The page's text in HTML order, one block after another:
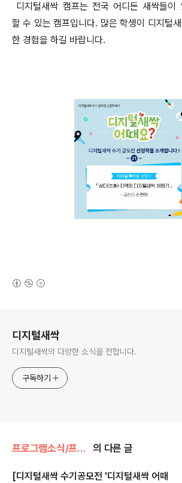
디지털새싹 캠프는 전국 어디든 새싹들이
할 수 있는 캠프입니다. 많은 학생이 디지털
한 경험을 하길 바랍니다.
디지털새싹
디지털새싹의 다양한 소식을 전합니다.
구독하기
프로그램소식/프로그램 소개 의 다른 글
[디지털새싹 수기공모전 '디지털새싹 어때